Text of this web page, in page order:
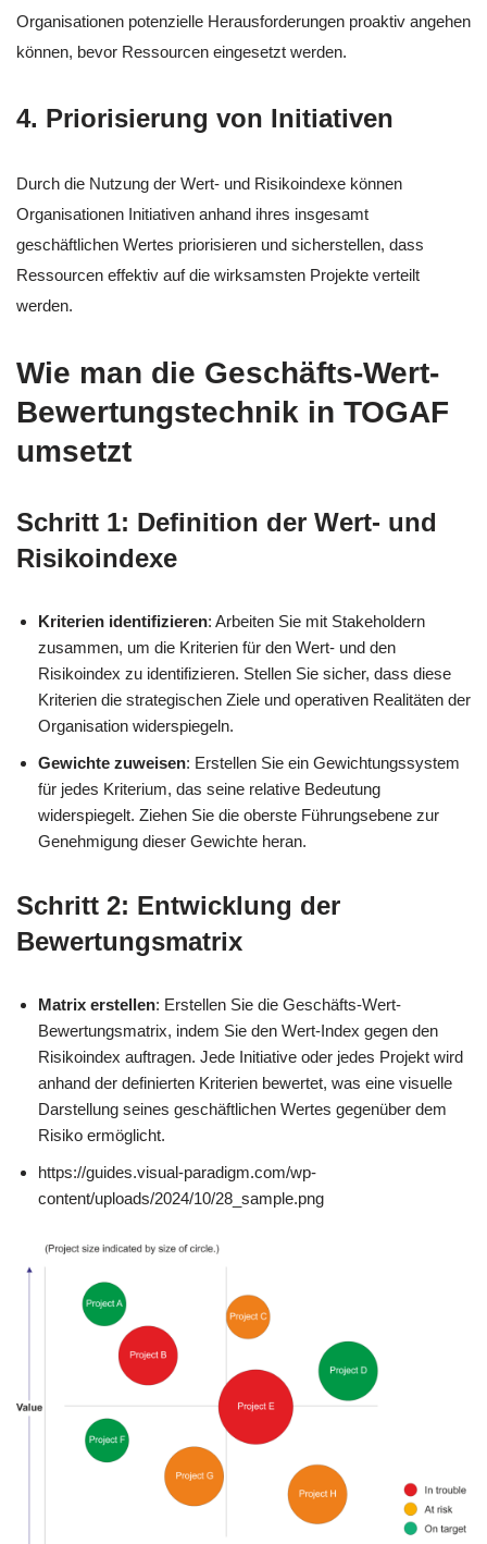
Organisationen potenzielle Herausforderungen proaktiv angehen
können, bevor Ressourcen eingesetzt werden.
4. Priorisierung von Initiativen
Durch die Nutzung der Wert- und Risikoindexe können
Organisationen Initiativen anhand ihres insgesamt
geschäftlichen Wertes priorisieren und sicherstellen, dass
Ressourcen effektiv auf die wirksamsten Projekte verteilt
werden.
Wie man die Geschäfts-Wert-
Bewertungstechnik in TOGAF
umsetzt
Schritt 1: Definition der Wert- und
Risikoindexe
Kriterien identifizieren: Arbeiten Sie mit Stakeholdern
zusammen, um die Kriterien für den Wert- und den
Risikoindex zu identifizieren. Stellen Sie sicher, dass diese
Kriterien die strategischen Ziele und operativen Realitäten der
Organisation widerspiegeln.
Gewichte zuweisen: Erstellen Sie ein Gewichtungssystem
für jedes Kriterium, das seine relative Bedeutung
widerspiegelt. Ziehen Sie die oberste Führungsebene zur
Genehmigung dieser Gewichte heran.
Schritt 2: Entwicklung der
Bewertungsmatrix
Matrix erstellen: Erstellen Sie die Geschäfts-Wert-
Bewertungsmatrix, indem Sie den Wert-Index gegen den
Risikoindex auftragen. Jede Initiative oder jedes Projekt wird
anhand der definierten Kriterien bewertet, was eine visuelle
Darstellung seines geschäftlichen Wertes gegenüber dem
Risiko ermöglicht.
https://guides.visual-paradigm.com/wp-
content/uploads/2024/10/28_sample.png